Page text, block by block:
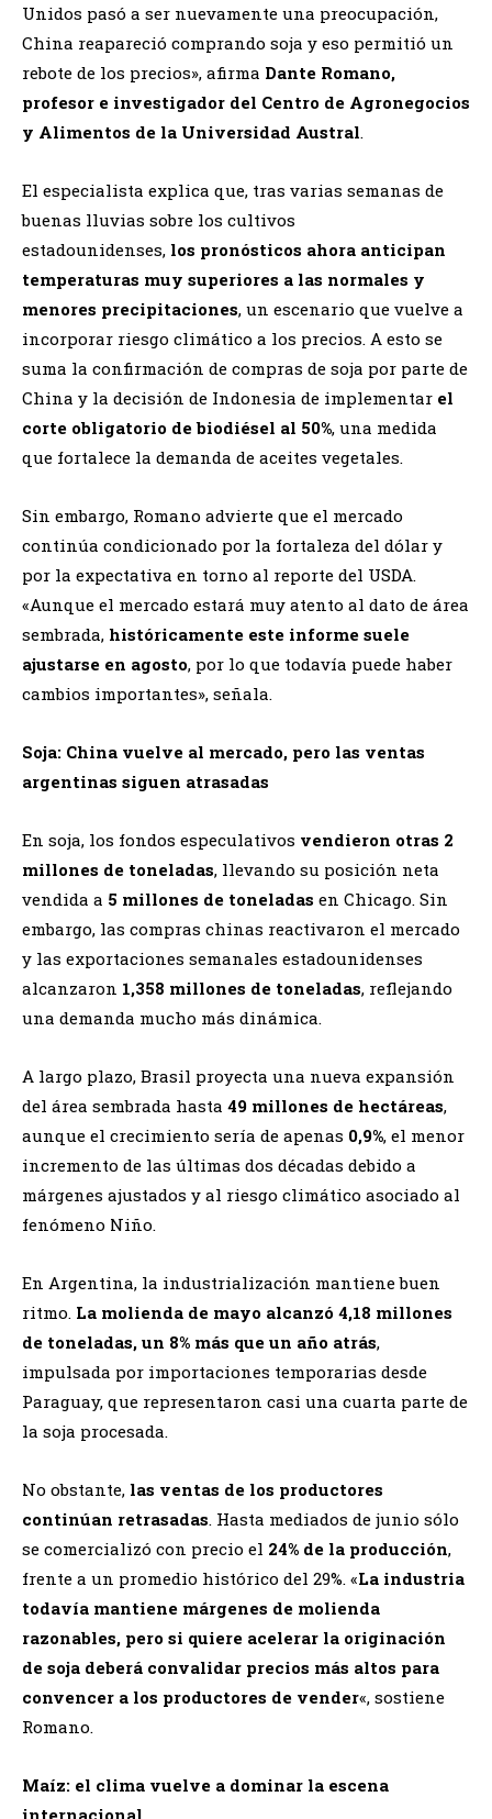
Unidos pasó a ser nuevamente una preocupación,
China reapareció comprando soja y eso permitió un
rebote de los precios», afirma Dante Romano,
profesor e investigador del Centro de Agronegocios
y Alimentos de la Universidad Austral.
El especialista explica que, tras varias semanas de
buenas lluvias sobre los cultivos
estadounidenses, los pronósticos ahora anticipan
temperaturas muy superiores a las normales y
menores precipitaciones, un escenario que vuelve a
incorporar riesgo climático a los precios. A esto se
suma la confirmación de compras de soja por parte de
China y la decisión de Indonesia de implementar el
corte obligatorio de biodiésel al 50%, una medida
que fortalece la demanda de aceites vegetales.
Sin embargo, Romano advierte que el mercado
continúa condicionado por la fortaleza del dólar y
por la expectativa en torno al reporte del USDA.
«Aunque el mercado estará muy atento al dato de área
sembrada, históricamente este informe suele
ajustarse en agosto, por lo que todavía puede haber
cambios importantes», señala.
Soja: China vuelve al mercado, pero las ventas
argentinas siguen atrasadas
En soja, los fondos especulativos vendieron otras 2
millones de toneladas, llevando su posición neta
vendida a 5 millones de toneladas en Chicago. Sin
embargo, las compras chinas reactivaron el mercado
y las exportaciones semanales estadounidenses
alcanzaron 1,358 millones de toneladas, reflejando
una demanda mucho más dinámica.
A largo plazo, Brasil proyecta una nueva expansión
del área sembrada hasta 49 millones de hectáreas,
aunque el crecimiento sería de apenas 0,9%, el menor
incremento de las últimas dos décadas debido a
márgenes ajustados y al riesgo climático asociado al
fenómeno Niño.
En Argentina, la industrialización mantiene buen
ritmo. La molienda de mayo alcanzó 4,18 millones
de toneladas, un 8% más que un año atrás,
impulsada por importaciones temporarias desde
Paraguay, que representaron casi una cuarta parte de
la soja procesada.
No obstante, las ventas de los productores
continúan retrasadas. Hasta mediados de junio sólo
se comercializó con precio el 24% de la producción,
frente a un promedio histórico del 29%. «La industria
todavía mantiene márgenes de molienda
razonables, pero si quiere acelerar la originación
de soja deberá convalidar precios más altos para
convencer a los productores de vender«, sostiene
Romano.
Maíz: el clima vuelve a dominar la escena
internacional